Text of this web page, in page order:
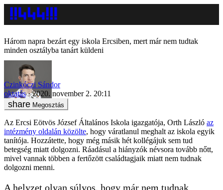
Három napra bezárt egy iskola Ercsiben, mert már nem tudtak
minden osztályba tanárt küldeni
Czinkóczi Sándor
oktatás
2020. november 2. 20:11
Megosztás
Az Ercsi Eötvös József Általános Iskola igazgatója, Orth László az
intézmény oldalán közölte, hogy váratlanul meghalt az iskola egyik
tanítója. Hozzátette, hogy még másik hét kollégájuk sem tud
betegség miatt dolgozni. Ráadásul a hiányzók névsora tovább nőtt,
mivel vannak többen a fertőzött családtagjaik miatt nem tudnak
dolgozni menni.
A helyzet olyan súlyos, hogy már nem tudnak